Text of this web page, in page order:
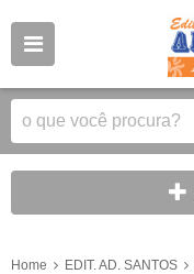
Home EDIT. AD. SANTOS